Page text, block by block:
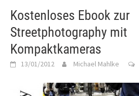
Kostenloses Ebook zur
Streetphotography mit
Kompaktkameras
13/01/2012 Michael Mahlke